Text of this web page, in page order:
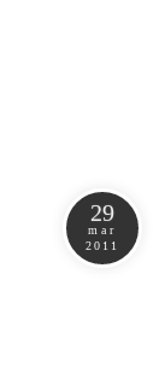
29
mar
2011